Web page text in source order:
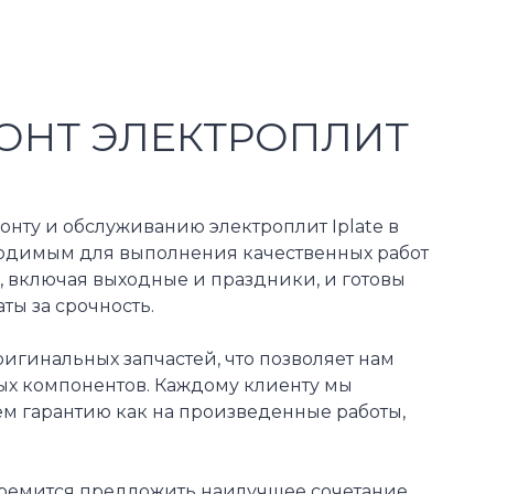
ЭЛЕКТРОПЛИТ
и обслуживанию электроплит Iplate в
для выполнения качественных работ
выходные и праздники, и готовы
за срочность.
запчастей, что позволяет нам
компонентов. Каждому клиенту мы
гарантию как на произведенные работы,